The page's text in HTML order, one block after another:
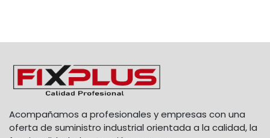
Acompañamos a profesionales y empresas con una
oferta de suministro industrial orientada a la calidad, la